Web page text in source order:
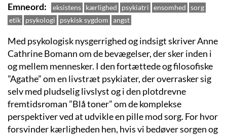
Emneord
eksistens kærlighed psykiatri ensomhed sorg
etik psykologi psykisk sygdom angst
Med psykologisk nysgerrighed og indsigt skriver Anne
Cathrine Bomann om de bevægelser, der sker inden i
og mellem mennesker. I den fortættede og filosofiske
”Agathe” om en livstræt psykiater, der overrasker sig
selv med pludselig livslyst og i den plotdrevne
fremtidsroman ”Blå toner” om de komplekse
perspektiver ved at udvikle en pille mod sorg. For hvor
forsvinder kærligheden hen, hvis vi bedøver sorgen og